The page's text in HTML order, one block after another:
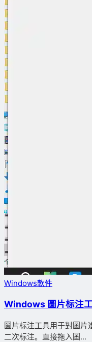
Windows軟件
Windows 圖片标注
圖片标注工具用于對圖
二次标注。直接拖入圖...